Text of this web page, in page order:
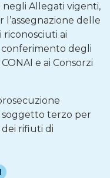
Allegati vigenti,
delle
riconosciuti ai
degli
e ai Consorzi
soggetto terzo per
dei rifiuti di